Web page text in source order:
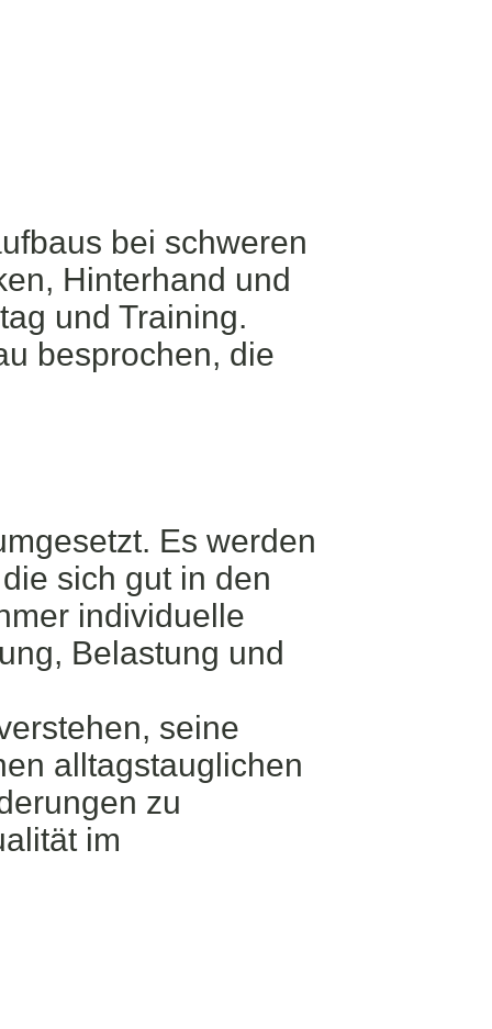
bei schweren
Hinterhand und
und Training.
besprochen, die
Es werden
sich gut in den
individuelle
Belastung und
seine
alltagstauglichen
zu
im